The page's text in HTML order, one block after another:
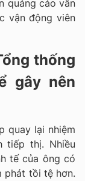
quảng cáo vẫn
vận động viên
thống
gây nên
quay lại nhiệm
tiếp thị. Nhiều
tế của ông có
phát tồi tệ hơn.